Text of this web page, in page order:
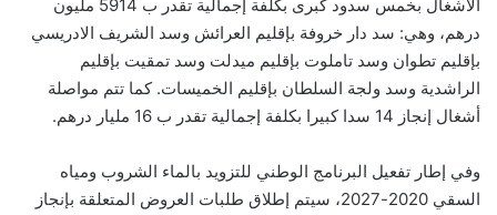
الأشغال بخمس سدود كبرى بكلفة إجمالية تقدر ب 5914 مليون
درهم، وهي: سد دار خروفة بإقليم العرائش وسد الشريف الادريسي
بإقليم تطوان وسد تاملوت بإقليم ميدلت وسد تمقيت بإقليم
الراشدية وسد ولجة السلطان بإقليم الخميسات. كما تتم مواصلة
أشغال إنجاز 14 سدا كبيرا بكلفة إجمالية تقدر ب 16 مليار درهم.
وفي إطار تفعيل البرنامج الوطني للتزويد بالماء الشروب ومياه
السقي 2020-2027، سيتم إطلاق طلبات العروض المتعلقة بإنجاز